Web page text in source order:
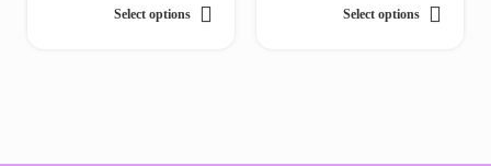
Select options
Select options